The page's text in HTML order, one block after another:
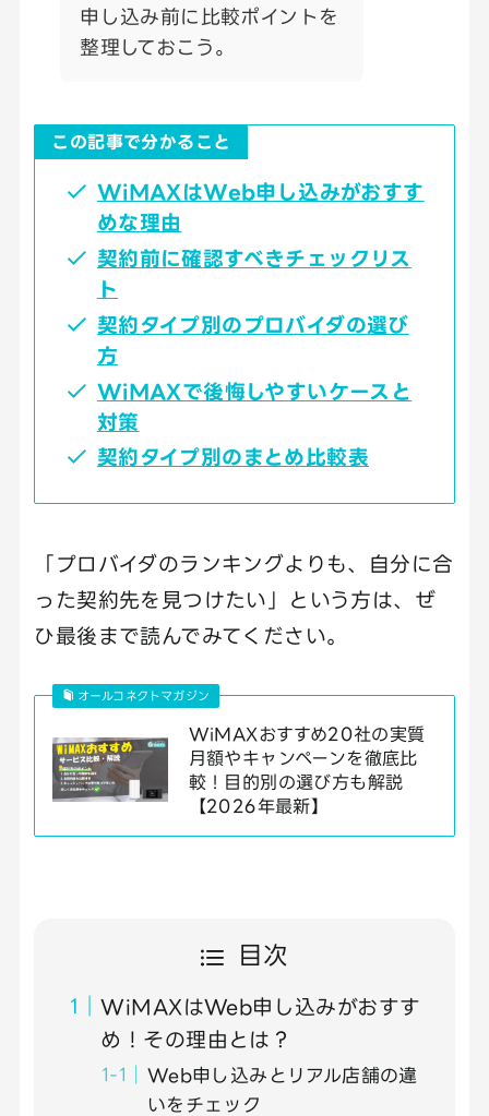
申し込み前に比較ポイントを
整理しておこう。
この記事で分かること
WiMAXはWeb申し込みがおすす
めな理由
契約前に確認すべきチェックリス
ト
契約タイプ別のプロバイダの選び
方
WiMAXで後悔しやすいケースと
対策
契約タイプ別のまとめ比較表
「プロバイダのランキングよりも、自分に合
った契約先を見つけたい」という方は、ぜ
ひ最後まで読んでみてください。
オールコネクトマガジン
WiMAXおすすめ20社の実質
月額やキャンペーンを徹底比
較！目的別の選び方も解説
【2026年最新】
目次
WiMAXはWeb申し込みがおすす
め！その理由とは？
Web申し込みとリアル店舗の違
いをチェック